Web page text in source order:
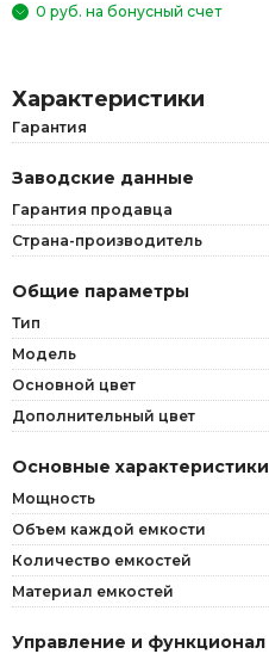
0 руб. на бонусный счет
Характеристики
Гарантия
Заводские данные
Гарантия продавца
Страна-производитель
Общие параметры
Тип
Модель
Основной цвет
Дополнительный цвет
Основные характеристики
Мощность
Объем каждой емкости
Количество емкостей
Материал емкостей
Управление и функционал